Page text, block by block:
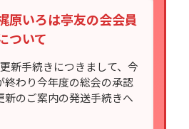
原いろは亭友の会会員
ついて
新手続きにつきまして、今
終わり今年度の総会の承認
新のご案内の発送手続きへ